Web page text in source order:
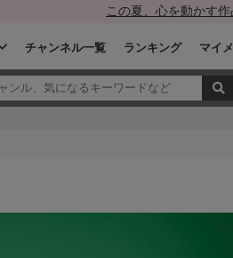
この夏、心を動かす
チャンネル一覧 ランキング マイ